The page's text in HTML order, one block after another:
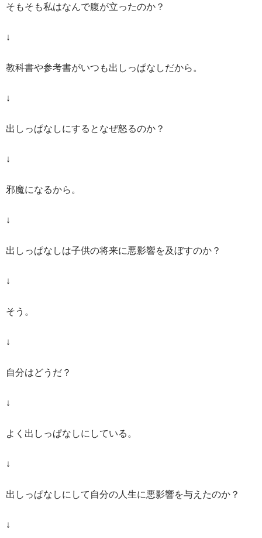
そもそも私はなんで腹が立ったのか？
↓
教科書や参考書がいつも出しっぱなしだから。
↓
出しっぱなしにするとなぜ怒るのか？
↓
邪魔になるから。
↓
出しっぱなしは子供の将来に悪影響を及ぼすのか？
↓
そう。
↓
自分はどうだ？
↓
よく出しっぱなしにしている。
↓
出しっぱなしにして自分の人生に悪影響を与えたのか？
↓